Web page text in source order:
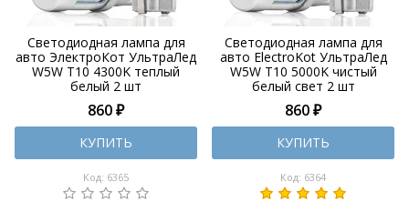
Светодиодная лампа для
авто ЭлектроКот УльтраЛед
W5W T10 4300K теплый
белый 2 шт
860 ₽
КУПИТЬ
Код: 6365
Светодиодная лампа для
авто ElectroKot УльтраЛед
W5W T10 5000K чистый
белый свет 2 шт
860 ₽
КУПИТЬ
Код: 6364